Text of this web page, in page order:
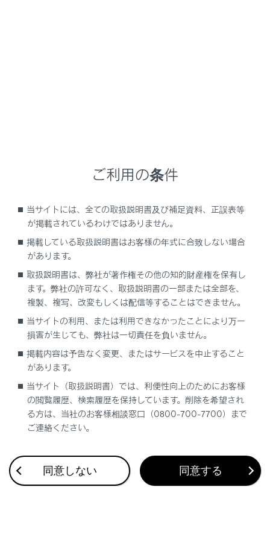
連絡先データの転送
ワンタッチダイヤルを登録する
連絡先に新規データを追加する
合わせて見られているページ
VICS・交通情報
目的地に設定する場所の検索
地上デジタルテレビの視聴
このページは役に立ちましたか？
ご利用の条件
当サイトには、全ての取扱説明書及び補足資料、正誤表等
が掲載されているわけではありません。
掲載している取扱説明書はお客様の年式に合致しない場合
があります。
取扱説明書は、弊社が著作権その他の知的財産権を保有し
ます。弊社の許可なく、取扱説明書の一部または全部を、
複製、複写、改変もしくは配信等することはできません。
当サイトの利用、または利用できなかったことにより万一
損害が生じても、弊社は一切責任を負いません。
掲載内容は予告なく変更、またはサービスを中止すること
があります。
当サイト（取扱説明書）では、利便性向上のためにお客様
の閲覧履歴、検索履歴を保持しています。削除を希望され
る方は、当社のお客様相談窓口（0800-700-7700）まで
ご連絡ください。
同意しない 同意する